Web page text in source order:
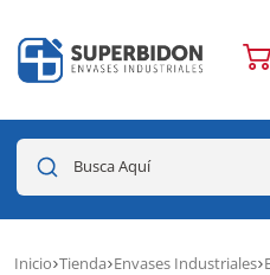
Busca Aquí
Inicio Tienda Envases Industriales